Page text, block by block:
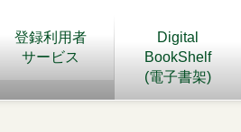
登録利用者
サービス
Digital
BookShelf
(電子書架)